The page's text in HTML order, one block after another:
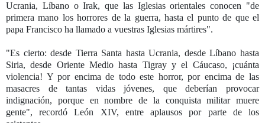
Ucrania, Líbano o Irak, que las Iglesias orientales conocen "de
primera mano los horrores de la guerra, hasta el punto de que el
papa Francisco ha llamado a vuestras Iglesias mártires".
"Es cierto: desde Tierra Santa hasta Ucrania, desde Líbano hasta
Siria, desde Oriente Medio hasta Tigray y el Cáucaso, ¡cuánta
violencia! Y por encima de todo este horror, por encima de las
masacres de tantas vidas jóvenes, que deberían provocar
indignación, porque en nombre de la conquista militar muere
gente", recordó León XIV, entre aplausos por parte de los